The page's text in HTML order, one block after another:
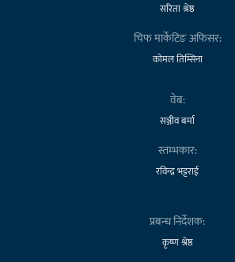
सरिता श्रेष्ठ
चिफ मार्केटिङ अफिसर:
कोमल तिम्सिना
वेब:
सञ्जीव बर्मा
स्तम्भकार:
रविन्द्र भट्टराई
प्रबन्ध निर्देशक:
कृष्ण श्रेष्ठ